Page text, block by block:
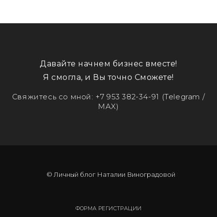
Давайте начнем бизнес вместе!
Я смогла, и Вы точно Сможете!
Свяжитесь со мной: +7 953 382-34-91 (Telegram /
MAX)
© Личный блог Наталии Виноградовой
ФОРМА РЕГИСТРАЦИИ